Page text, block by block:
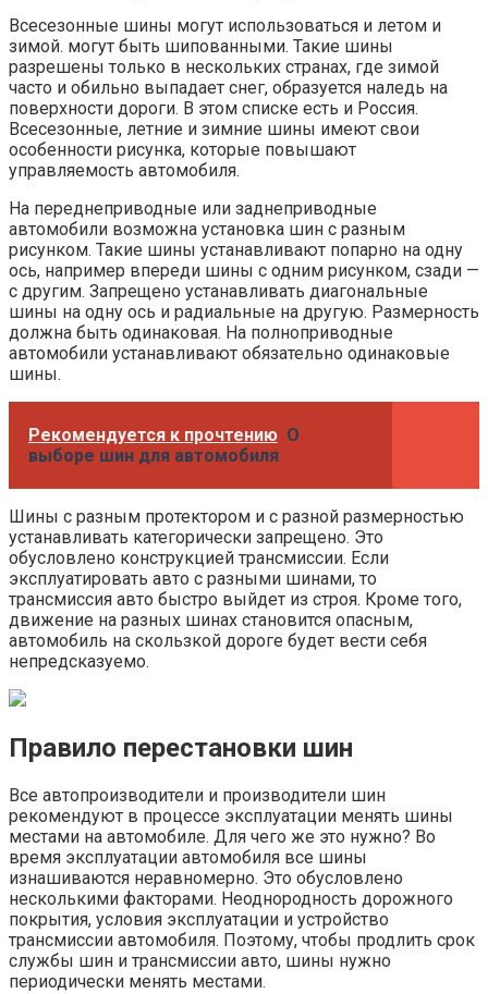
Всесезонные шины могут использоваться и летом и
зимой. могут быть шипованными. Такие шины
разрешены только в нескольких странах, где зимой
часто и обильно выпадает снег, образуется наледь на
поверхности дороги. В этом списке есть и Россия.
Всесезонные, летние и зимние шины имеют свои
особенности рисунка, которые повышают
управляемость автомобиля.
На переднеприводные или заднеприводные
автомобили возможна установка шин с разным
рисунком. Такие шины устанавливают попарно на одну
ось, например впереди шины с одним рисунком, сзади —
с другим. Запрещено устанавливать диагональные
шины на одну ось и радиальные на другую. Размерность
должна быть одинаковая. На полноприводные
автомобили устанавливают обязательно одинаковые
шины.
Рекомендуется к прочтению О
выборе шин для автомобиля
Шины с разным протектором и с разной размерностью
устанавливать категорически запрещено. Это
обусловлено конструкцией трансмиссии. Если
эксплуатировать авто с разными шинами, то
трансмиссия авто быстро выйдет из строя. Кроме того,
движение на разных шинах становится опасным,
автомобиль на скользкой дороге будет вести себя
непредсказуемо.
Правило перестановки шин
Все автопроизводители и производители шин
рекомендуют в процессе эксплуатации менять шины
местами на автомобиле. Для чего же это нужно? Во
время эксплуатации автомобиля все шины
изнашиваются неравномерно. Это обусловлено
несколькими факторами. Неоднородность дорожного
покрытия, условия эксплуатации и устройство
трансмиссии автомобиля. Поэтому, чтобы продлить срок
службы шин и трансмиссии авто, шины нужно
периодически менять местами.